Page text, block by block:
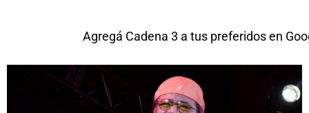
Agregá Cadena 3 a tus preferidos en